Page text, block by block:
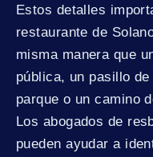
Estos detalles
restaurante de
misma manera que
pública, un pasillo
parque o un camino
Los abogados de
pueden ayudar a